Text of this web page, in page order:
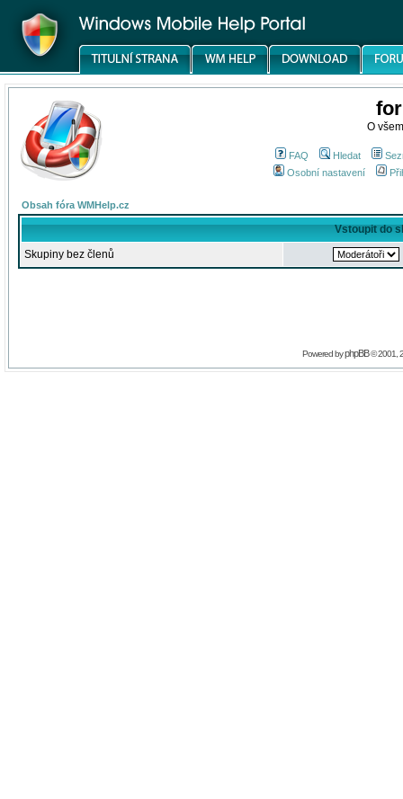
O
FAQ Hledat
Osobní nastavení
Obsah fóra WMHelp.cz
Vstoupit do
Skupiny bez členů
Powered byphpBB© 2001,